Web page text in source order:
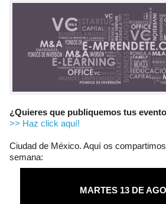
¿Quieres que publiquemos tus
>> Haz click aquí!
Ciudad de México. Aquí os
semana:
MARTES 13 DE